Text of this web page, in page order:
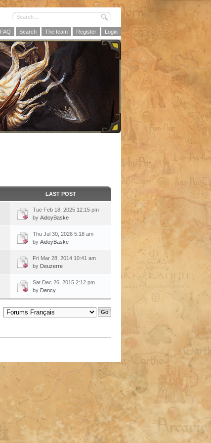
FAQ Search The team Register Login
LAST POST
Tue Feb 18, 2025 12:15 pm
by AidoyBaske
Thu Jul 30, 2026 5:18 am
by AidoyBaske
Fri Mar 28, 2014 10:41 am
by Deuzerre
Sat Dec 26, 2015 2:12 pm
by Dency